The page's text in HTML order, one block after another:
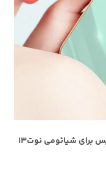
ویژگی های بارز کاور گوشی گلد لاین مای کیس برای شیائومی نوت13